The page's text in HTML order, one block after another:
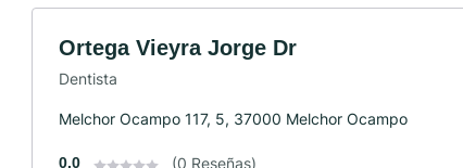
Ortega Vieyra Jorge Dr
Dentista
Melchor Ocampo 117, 5, 37000 Melchor Ocampo
0.0 (0 Reseñas)